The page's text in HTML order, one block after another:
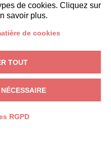
de cookies. Cliquez sur
savoir plus.
de cookies
TOUT
RGPD